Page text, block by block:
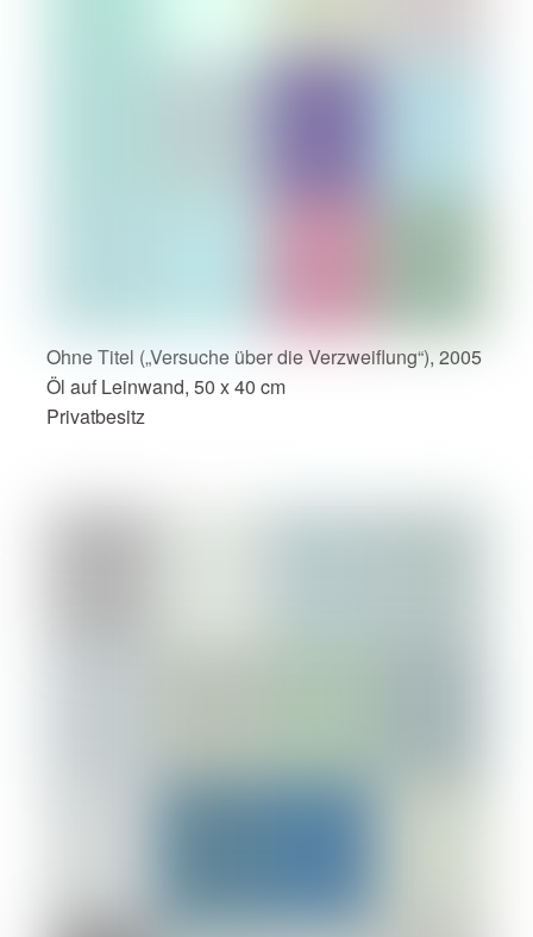
Ohne Titel („Versuche über die Verzweiflung“), 2005
Öl auf Leinwand, 50 x 40 cm
Privatbesitz